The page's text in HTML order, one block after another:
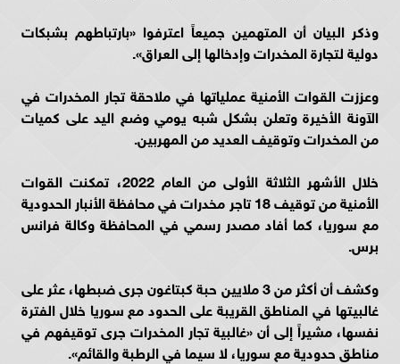
وذكر البيان أن المتهمين جميعاً اعترفوا «بارتباطهم بشبكات
دولية لتجارة المخدرات وإدخالها إلى العراق».
وعززت القوات الأمنية عملياتها في ملاحقة تجار المخدرات في
الآونة الأخيرة وتعلن بشكل شبه يومي وضع اليد على كميات
من المخدرات وتوقيف العديد من المهربين.
خلال الأشهر الثلاثة الأولى من العام 2022، تمكنت القوات
الأمنية من توقيف 18 تاجر مخدرات في محافظة الأنبار الحدودية
مع سوريا، كما أفاد مصدر رسمي في المحافظة وكالة فرانس
برس.
وكشف أن أكثر من 3 ملايين حبة كبتاغون جرى ضبطها، عثر على
غالبيتها في المناطق القريبة على الحدود مع سوريا خلال الفترة
نفسها، مشيراً إلى أن «غالبية تجار المخدرات جرى توقيفهم في
مناطق حدودية مع سوريا، لا سيما في الرطبة والقائم».